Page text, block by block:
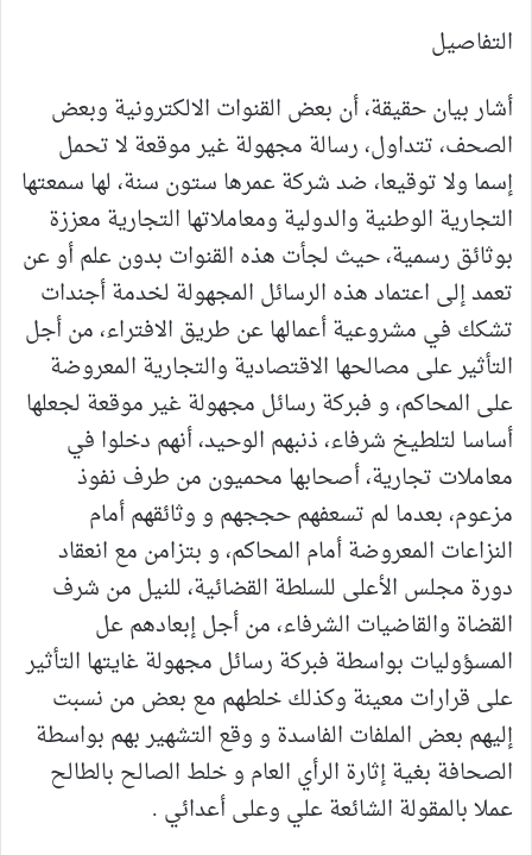
التفاصيل
أشار بيان حقيقة، أن بعض القنوات الالكترونية وبعض
الصحف، تتداول، رسالة مجهولة غير موقعة لا تحمل
إسما ولا توقيعا، ضد شركة عمرها ستون سنة، لها سمعتها
التجارية الوطنية والدولية ومعاملاتها التجارية معززة
بوثائق رسمية، حيث لجأت هذه القنوات بدون علم أو عن
تعمد إلى اعتماد هذه الرسائل المجهولة لخدمة أجندات
تشكك في مشروعية أعمالها عن طريق الافتراء، من أجل
التأثير على مصالحها الاقتصادية والتجارية المعروضة
على المحاكم، و فبركة رسائل مجهولة غير موقعة لجعلها
أساسا لتلطيخ شرفاء، ذنبهم الوحيد، أنهم دخلوا في
معاملات تجارية، أصحابها محميون من طرف نفوذ
مزعوم، بعدما لم تسعفهم حججهم و وثائقهم أمام
النزاعات المعروضة أمام المحاكم، و بتزامن مع انعقاد
دورة مجلس الأعلى للسلطة القضائية، للنيل من شرف
القضاة والقاضيات الشرفاء، من أجل إبعادهم عل
المسؤوليات بواسطة فبركة رسائل مجهولة غايتها التأثير
على قرارات معينة وكذلك خلطهم مع بعض من نسبت
إليهم بعض الملفات الفاسدة و وقع التشهير بهم بواسطة
الصحافة بغية إثارة الرأي العام و خلط الصالح بالطالح
عملا بالمقولة الشائعة علي وعلى أعدائي .